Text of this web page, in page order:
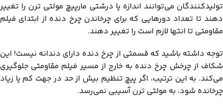
تولیدکنندگان می‌توانند اندازه یا درشتی مارپیچ مولتی ترن را تغییر
دهند تا تعداد دورهایی که برای چرخاندن چرخ دنده از ابتدای فیلم
مقاومتی تا انتها لازم است را تغییر دهند.
توجه داشته باشید که قسمتی از چرخ دنده دارای دندانه نیست! این
شکاف از چرخش چرخ دنده به خارج از مسیر فیلم مقاومتی جلوگیری
می‌کند. به این ترتیب، اگر پیچ تنظیم بیش از حد در جهت کم یا زیاد
چرخانده شود، به مولتی ترن آسیبی نمی‌رسد.